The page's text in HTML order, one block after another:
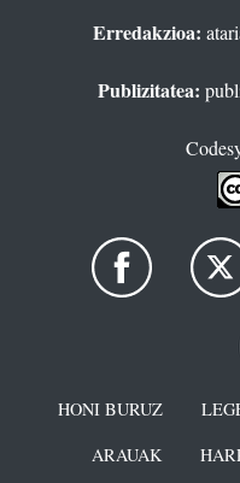
Erredakzioa:
Publizitatea:
HONI BURUZ
ARAUAK